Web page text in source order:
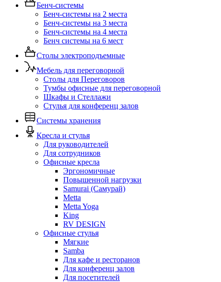
Бенч-системы
Бенч-системы на 2 места
Бенч-системы на 3 места
Бенч-системы на 4 места
Бенч системы на 6 мест
Столы электроподъемные
Мебель для переговорной
Столы для Переговоров
Тумбы офисные для переговорной
Шкафы и Стеллажи
Стулья для конференц залов
Системы хранения
Кресла и стулья
Для руководителей
Для сотрудников
Офисные кресла
Эргономичные
Повышенной нагрузки
Samurai (Самурай)
Metta
Metta Yoga
King
RV DESIGN
Офисные стулья
Мягкие
Samba
Для кафе и ресторанов
Для конференц залов
Для посетителей